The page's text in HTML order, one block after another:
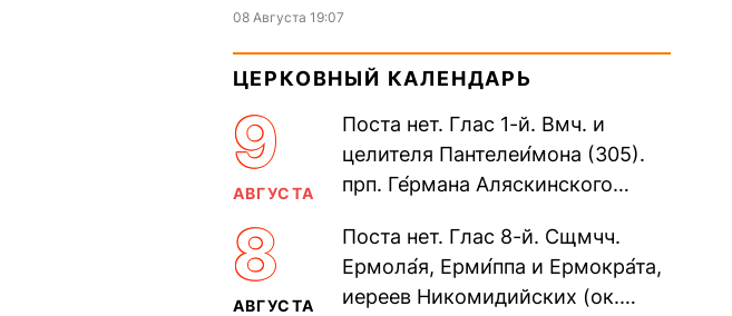
08 Августа 19:07
ЦЕРКОВНЫЙ КАЛЕНДАРЬ
9
АВГУСТА
Поста нет. Глас 1-й. Вмч. и
целителя Пантелеи́мона (305).
прп. Ге́рмана Аляскинского
Николая Кочанова, Христа
ради...
8
АВГУСТА
Поста нет. Глас 8-й. Сщмчч.
Ермола́я, Ерми́ппа и Ермокра́та,
иереев Никомидийских (ок.